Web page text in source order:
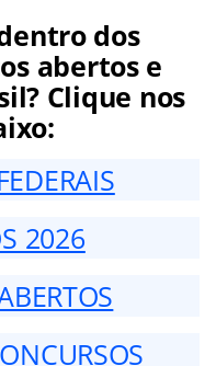
dos
abertos e
Clique nos
2026